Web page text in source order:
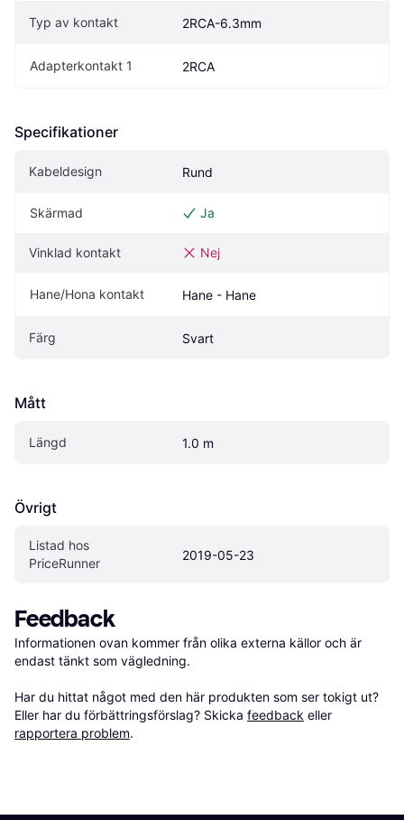
Typ av kontakt 2RCA-6.3mm
Adapterkontakt 1 2RCA
Specifikationer
Kabeldesign Rund
Skärmad Ja
Vinklad kontakt Nej
Hane/Hona kontakt Hane - Hane
Färg Svart
Mått
Längd 1.0 m
Övrigt
Listad hos
PriceRunner
2019-05-23
Feedback
Informationen ovan kommer från olika externa källor och är
endast tänkt som vägledning.
Har du hittat något med den här produkten som ser tokigt ut?
Eller har du förbättringsförslag? Skicka feedback eller
rapportera problem.